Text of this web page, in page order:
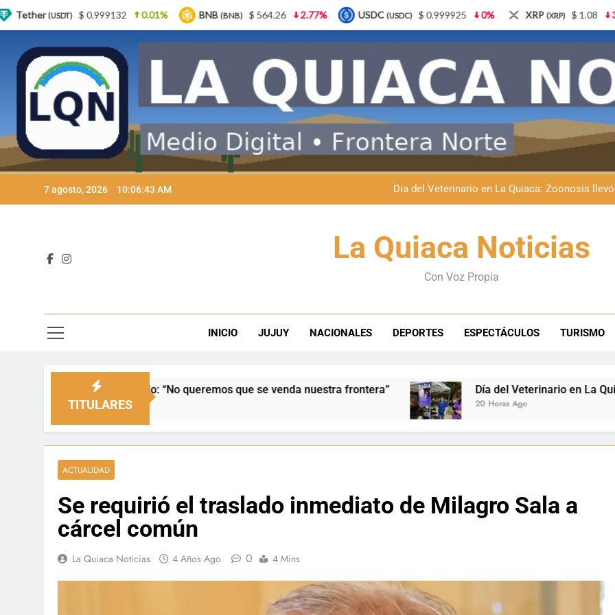
7 agosto, 2026 10:06:44 AM
Dante Velázquez marchará contra
Fernando Rejal respaldó a Dante Velázquez en el Senado: “No
La frontera se subleva: Dante Velázquez enfrenta el remate de
Fernando Rejal respaldó a Dante Velázquez en el Senado: “No
Día del Veterinario en La Quiaca: Zoonosis
La frontera se subleva: Dante Velázquez enfrenta el remate de
La Quiaca Noticias
Con Voz Propia
INICIO JUJUY NACIONALES DEPORTES ESPECTÁCULOS TURISMO
TITULARES
“No queremos que se venda nuestra frontera” Día del Veterinario en La Quiaca: Zoonosis llevó
ACTUALIDAD
Se requirió el traslado inmediato de Milagro Sala a
cárcel común
La Quiaca Noticias 4 Años Ago 0 4 Mins
0.01% BNB(BNB) $ 564.26 2.77% USDC(USDC) $ 0.999925 0% XRP(XRP) $ 1.08 3.87% Solana(SOL) $